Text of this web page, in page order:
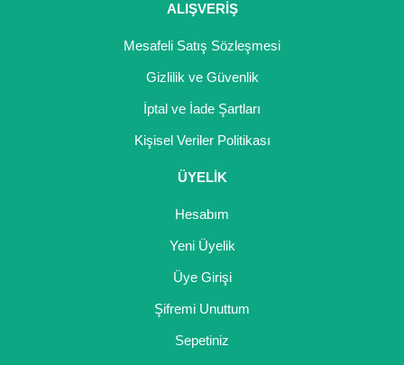
ALIŞVERİŞ
Mesafeli Satış Sözleşmesi
Gizlilik ve Güvenlik
İptal ve İade Şartları
Kişisel Veriler Politikası
ÜYELİK
Hesabım
Yeni Üyelik
Üye Girişi
Şifremi Unuttum
Sepetiniz